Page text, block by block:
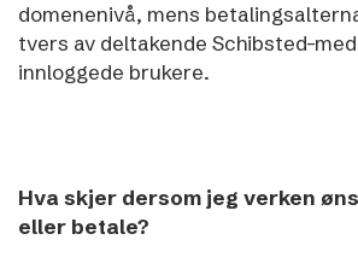
domenenivå, mens
tvers av deltakende Schibsted-
innloggede brukere.
Hva skjer dersom jeg verken
eller betale?